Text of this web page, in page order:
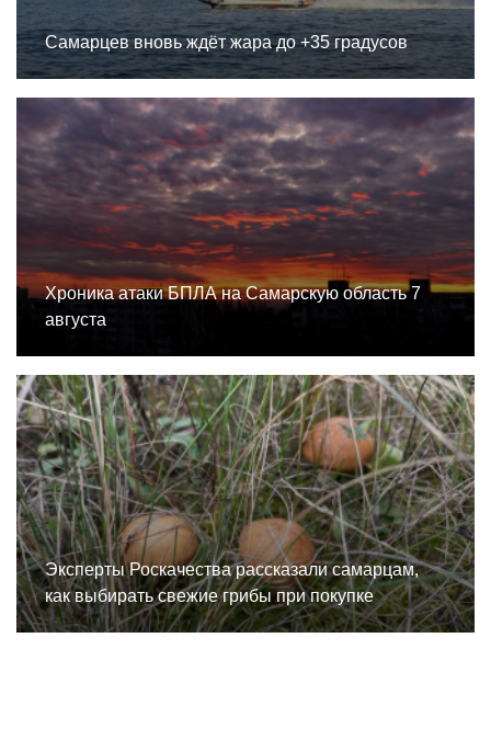
Самарцев вновь ждёт жара до +35 градусов
Хроника атаки БПЛА на Самарскую область 7
августа
Эксперты Роскачества рассказали самарцам,
как выбирать свежие грибы при покупке